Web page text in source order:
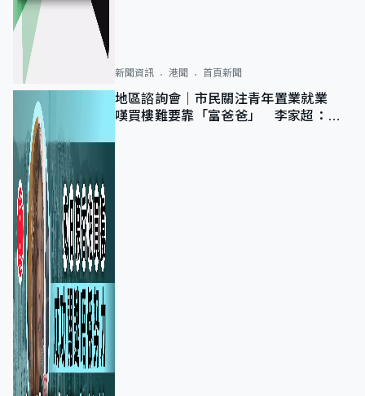
新聞資訊 港聞 首頁新聞
地區諮詢會｜市民關注青年置業就業
嘆買樓難要靠「富爸爸」 李家超：北